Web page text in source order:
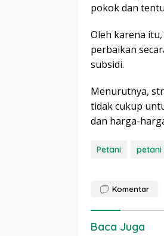
pokok dan
Oleh karena
perbaikan
subsidi.
Menurutnya,
tidak cukup
dan harga-
Petani petani
Komentar
Baca Juga